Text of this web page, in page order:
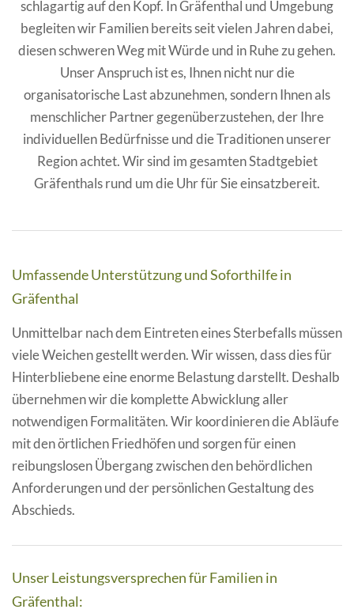
schlagartig auf den Kopf. In Gräfenthal und Umgebung
begleiten wir Familien bereits seit vielen Jahren dabei,
diesen schweren Weg mit Würde und in Ruhe zu gehen.
Unser Anspruch ist es, Ihnen nicht nur die
organisatorische Last abzunehmen, sondern Ihnen als
menschlicher Partner gegenüberzustehen, der Ihre
individuellen Bedürfnisse und die Traditionen unserer
Region achtet. Wir sind im gesamten Stadtgebiet
Gräfenthals rund um die Uhr für Sie einsatzbereit.
Umfassende Unterstützung und Soforthilfe in
Gräfenthal
Unmittelbar nach dem Eintreten eines Sterbefalls müssen
viele Weichen gestellt werden. Wir wissen, dass dies für
Hinterbliebene eine enorme Belastung darstellt. Deshalb
übernehmen wir die komplette Abwicklung aller
notwendigen Formalitäten. Wir koordinieren die Abläufe
mit den örtlichen Friedhöfen und sorgen für einen
reibungslosen Übergang zwischen den behördlichen
Anforderungen und der persönlichen Gestaltung des
Abschieds.
Unser Leistungsversprechen für Familien in
Gräfenthal: